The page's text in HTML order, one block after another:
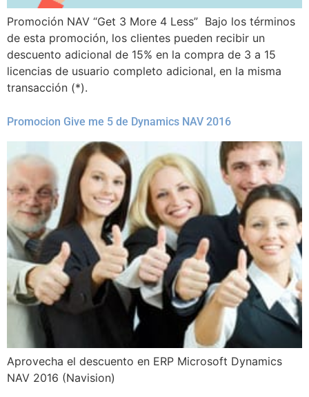
Promoción NAV “Get 3 More 4 Less” Bajo los términos
de esta promoción, los clientes pueden recibir un
descuento adicional de 15% en la compra de 3 a 15
licencias de usuario completo adicional, en la misma
transacción (*).
Promocion Give me 5 de Dynamics NAV 2016
Aprovecha el descuento en ERP Microsoft Dynamics
NAV 2016 (Navision)